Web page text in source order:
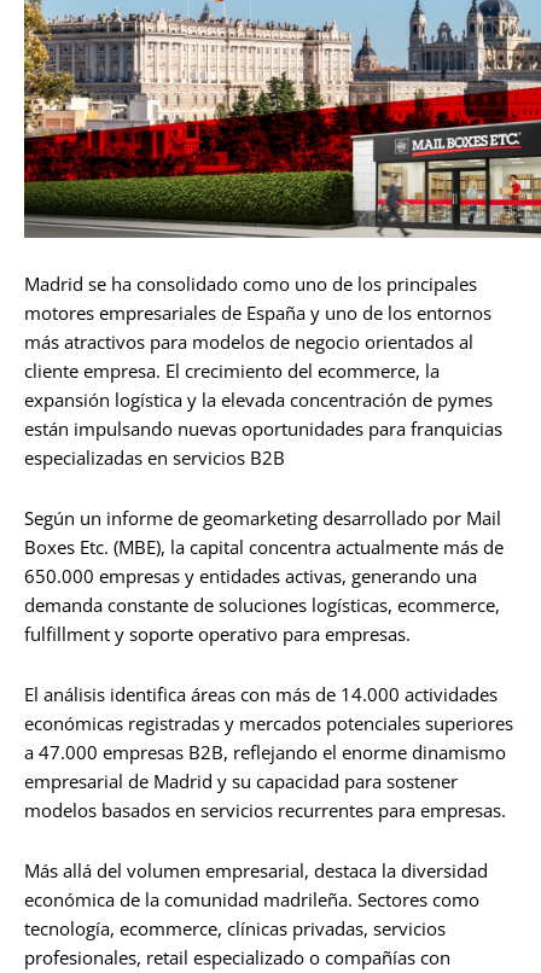
Madrid se ha consolidado como uno de los principales
motores empresariales de España y uno de los entornos
más atractivos para modelos de negocio orientados al
cliente empresa. El crecimiento del ecommerce, la
expansión logística y la elevada concentración de pymes
están impulsando nuevas oportunidades para franquicias
especializadas en servicios B2B
Según un informe de geomarketing desarrollado por Mail
Boxes Etc. (MBE), la capital concentra actualmente más de
650.000 empresas y entidades activas, generando una
demanda constante de soluciones logísticas, ecommerce,
fulfillment y soporte operativo para empresas.
El análisis identifica áreas con más de 14.000 actividades
económicas registradas y mercados potenciales superiores
a 47.000 empresas B2B, reflejando el enorme dinamismo
empresarial de Madrid y su capacidad para sostener
modelos basados en servicios recurrentes para empresas.
Más allá del volumen empresarial, destaca la diversidad
económica de la comunidad madrileña. Sectores como
tecnología, ecommerce, clínicas privadas, servicios
profesionales, retail especializado o compañías con